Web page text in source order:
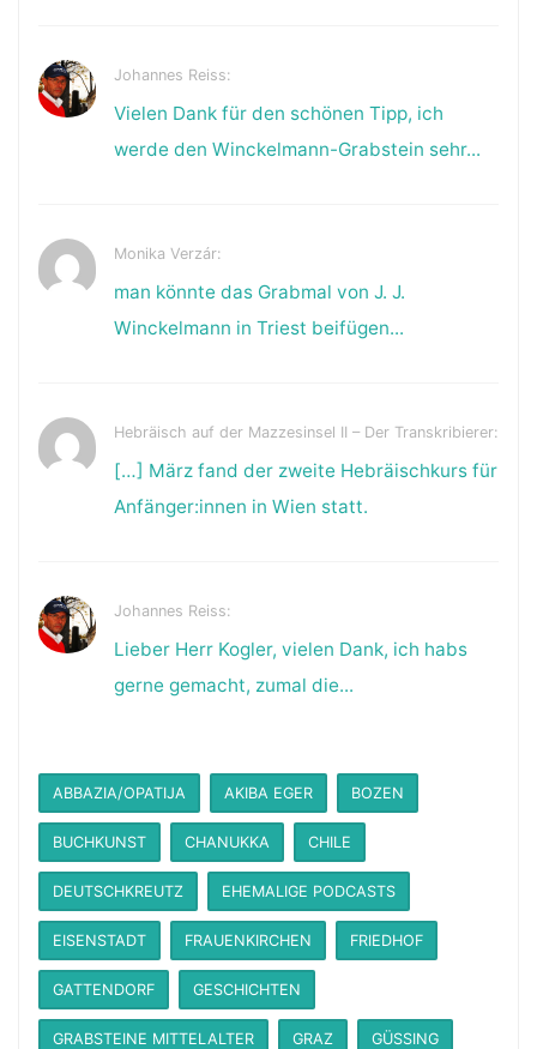
Johannes Reiss:
Vielen Dank für den schönen Tipp, ich
werde den Winckelmann-Grabstein sehr...
Monika Verzár:
man könnte das Grabmal von J. J.
Winckelmann in Triest beifügen...
Hebräisch auf der Mazzesinsel II – Der Transkribierer:
[…] März fand der zweite Hebräischkurs für
Anfänger:innen in Wien statt.
Johannes Reiss:
Lieber Herr Kogler, vielen Dank, ich habs
gerne gemacht, zumal die...
ABBAZIA/OPATIJA AKIBA EGER BOZEN
BUCHKUNST CHANUKKA CHILE
DEUTSCHKREUTZ EHEMALIGE PODCASTS
EISENSTADT FRAUENKIRCHEN FRIEDHOF
GATTENDORF GESCHICHTEN
GRABSTEINE MITTELALTER GRAZ GÜSSING